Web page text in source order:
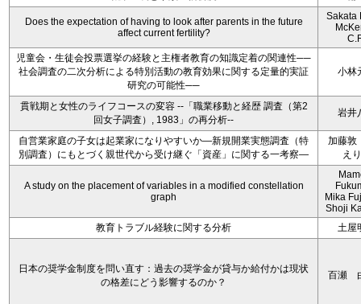
Does the expectation of having to look after parents in the future
affect current fertility?
Sakata
児童会・生徒会投票選挙の経験と主権者教育の知識定着の関連性──
社会調査の二次分析による特別活動の教育効果に関する定量的実証
研究の可能性──
小林
貫戦期と女性のライフコースの変容 --「職業移動と経歴 調査（第2
回女子調査）, 1983」の再分析--
岩井
自営業家庭の子女は起業家になりやすいか―新規開業実態調査（特
別調査）にもとづく親世代から受け継ぐ「資産」に関する一考察―
加藤敦
え
A study on the placement of variables in a modified constellation
graph
Mika
Shoji
教育トラブル経験に関する分析
土屋
日本の奨学金制度を問い直す：過去の奨学金が貸与か給付かは現状
の格差にどう影響するのか？
百瀬